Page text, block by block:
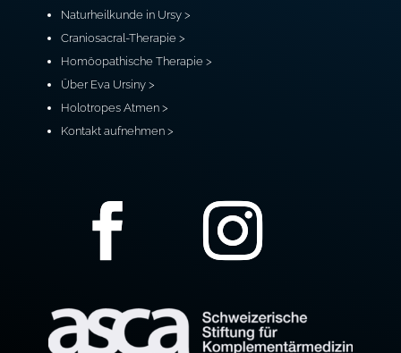
Naturheilkunde in Ursy >
Craniosacral-Therapie >
Homöopathische Therapie >
Über Eva Ursiny >
Holotropes Atmen >
Kontakt aufnehmen >